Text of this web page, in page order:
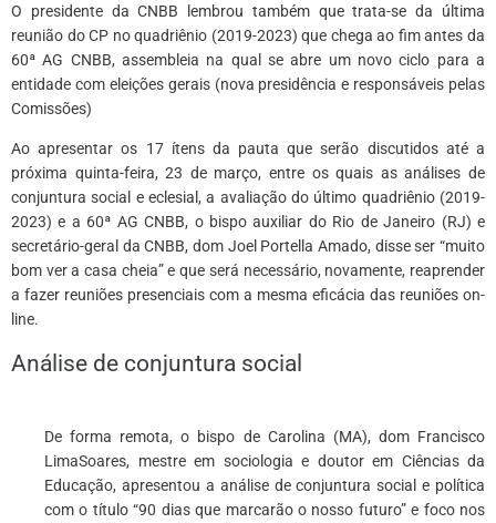
O presidente da CNBB lembrou também que trata-se da última
reunião do CP no quadriênio (2019-2023) que chega ao fim antes da
60ª AG CNBB, assembleia na qual se abre um novo ciclo para a
entidade com eleições gerais (nova presidência e responsáveis pelas
Comissões)
Ao apresentar os 17 ítens da pauta que serão discutidos até a
próxima quinta-feira, 23 de março, entre os quais as análises de
conjuntura social e eclesial, a avaliação do último quadriênio (2019-
2023) e a 60ª AG CNBB, o bispo auxiliar do Rio de Janeiro (RJ) e
secretário-geral da CNBB, dom Joel Portella Amado, disse ser “muito
bom ver a casa cheia” e que será necessário, novamente, reaprender
a fazer reuniões presenciais com a mesma eficácia das reuniões on-
line.
Análise de conjuntura social
De forma remota, o bispo de Carolina (MA), dom Francisco
LimaSoares, mestre em sociologia e doutor em Ciências da
Educação, apresentou a análise de conjuntura social e política
com o título “90 dias que marcarão o nosso futuro” e foco nos